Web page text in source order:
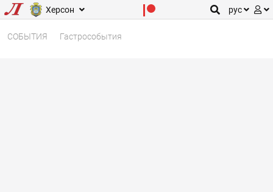
Херсон рус
СОБЫТИЯ Гастрособытия